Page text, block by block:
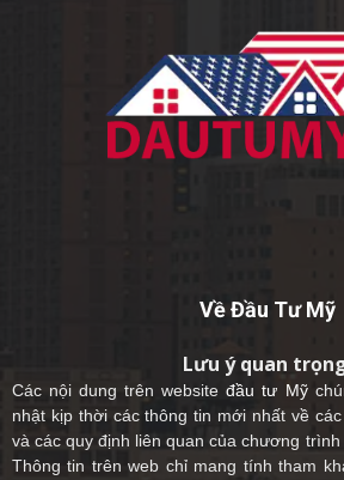
Về Đầu Tư Mỹ
Lưu ý quan
Các nội dung trên websiteđầu tư Mỹ
nhật kịp thời các thông tin mới nhất về
và các quy định liên quan của chương
Thông tin trên web chỉ mang tính tham